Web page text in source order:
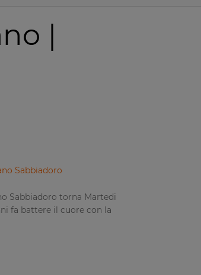
|
Sabbiadoro
Sabbiadoro torna Martedi
fa battere il cuore con la